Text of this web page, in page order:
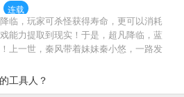
连载
临，玩家可杀怪获得寿命，更可以消耗
能力提取到现实！于是，超凡降临，蓝
上一世，秦风带着妹妹秦小悠，一路发
他的‘古神眼球’拿去送给偶像……重活一
定独行！妹妹？让她滚！从此，一个无影
工具人？